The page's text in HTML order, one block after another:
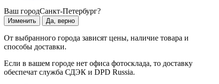
Ваш городСанкт-Петербург?
Изменить Да, верно
От выбранного города зависят цены, наличие товара и
способы доставки.
Если в вашем городе нет офиса фотосклада, то доставку
обеспечат служба СДЭК и DPD Russia.